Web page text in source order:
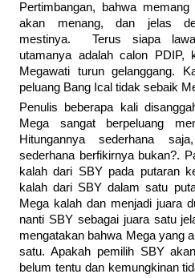
Pertimbangan, bahwa
akan menang, dan jelas
mestinya. Terus siapa
utamanya adalah calon PDIP,
Megawati turun gelanggang.
peluang Bang Ical tidak sebaik
Penulis beberapa kali
Mega sangat berpeluang
Hitungannya sederhana
sederhana berfikirnya bukan?.
kalah dari SBY pada putaran
kalah dari SBY dalam satu
Mega kalah dan menjadi juara
nanti SBY sebagai juara satu
mengatakan bahwa Mega yang
satu. Apakah pemilih SBY
belum tentu dan kemungkinan